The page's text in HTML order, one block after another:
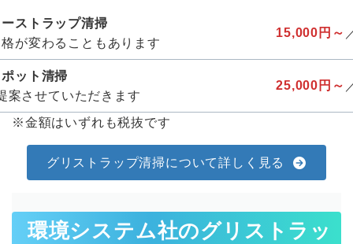
ストラップ清掃
が変わることもあります
15,000円～
ット清掃
案させていただきます
25,000円～
※金額はいずれも税抜です
グリストラップ清掃について詳しく見る
環境システム社のグリストラッ